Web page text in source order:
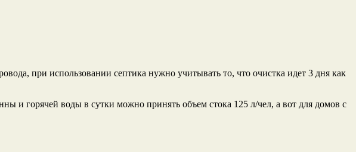
при использовании септика нужно учитывать то, что очистка идет 3 дня как
и горячей воды в сутки можно принять объем стока 125 л/чел, а вот для домов с